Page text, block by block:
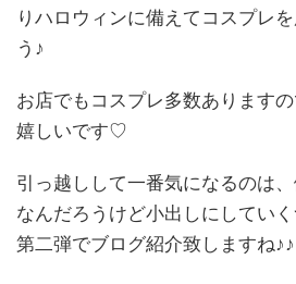
りハロウィンに備えてコスプレ
う♪
お店でもコスプレ多数あります
嬉しいです♡
引っ越しして一番気になるのは
なんだろうけど小出しにしていく
第二弾でブログ紹介致しますね♪♪